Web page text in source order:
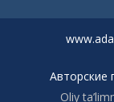
Авторские
Oliy